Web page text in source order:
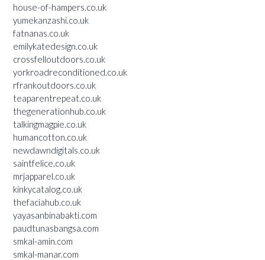
house-of-hampers.co.uk
yumekanzashi.co.uk
fatnanas.co.uk
emilykatedesign.co.uk
crossfelloutdoors.co.uk
yorkroadreconditioned.co.uk
rfrankoutdoors.co.uk
teaparentrepeat.co.uk
thegenerationhub.co.uk
talkingmagpie.co.uk
humancotton.co.uk
newdawndigitals.co.uk
saintfelice.co.uk
mrjapparel.co.uk
kinkycatalog.co.uk
thefaciahub.co.uk
yayasanbinabakti.com
paudtunasbangsa.com
smkal-amin.com
smkal-manar.com